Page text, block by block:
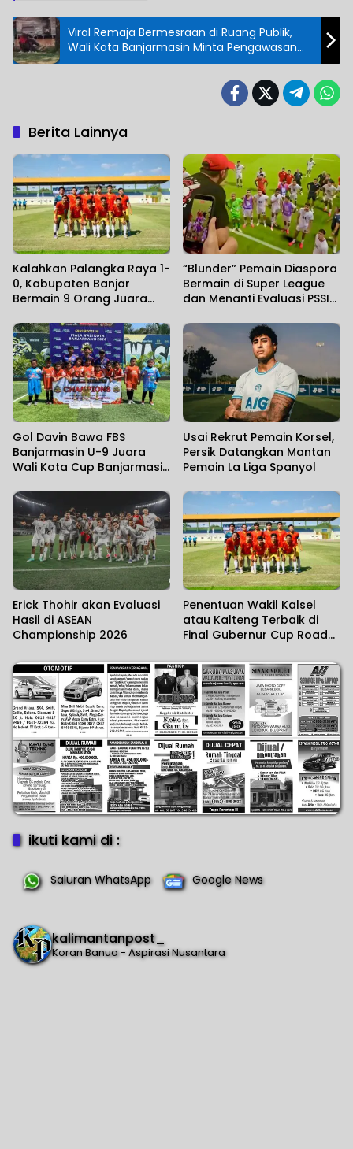
Viral Remaja Bermesraan di Ruang Publik,
Wali Kota Banjarmasin Minta Pengawasan
Diperketat
Berita Lainnya
Kalahkan Palangka Raya 1-
0, Kabupaten Banjar
Bermain 9 Orang Juara
Pangdam XXII/KB 2026
“Blunder” Pemain Diaspora
Bermain di Super League
dan Menanti Evaluasi PSSI
AFF
Gol Davin Bawa FBS
Banjarmasin U-9 Juara
Wali Kota Cup Banjarmasin
Usai Rekrut Pemain Korsel,
Persik Datangkan Mantan
Pemain La Liga Spanyol
Erick Thohir akan Evaluasi
Hasil di ASEAN
Championship 2026
Penentuan Wakil Kalsel
atau Kalteng Terbaik di
Final Gubernur Cup Road
ikuti kami di :
Saluran WhatsApp Google News
kalimantanpost_
Koran Banua - Aspirasi Nusantara